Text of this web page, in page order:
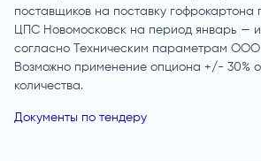
поставщиков на поставку гофрокартона
ЦПС Новомосковск на период январь —
согласно Техническим параметрам ООО
Возможно применение опциона +/- 30%
количества.
Документы по тендеру